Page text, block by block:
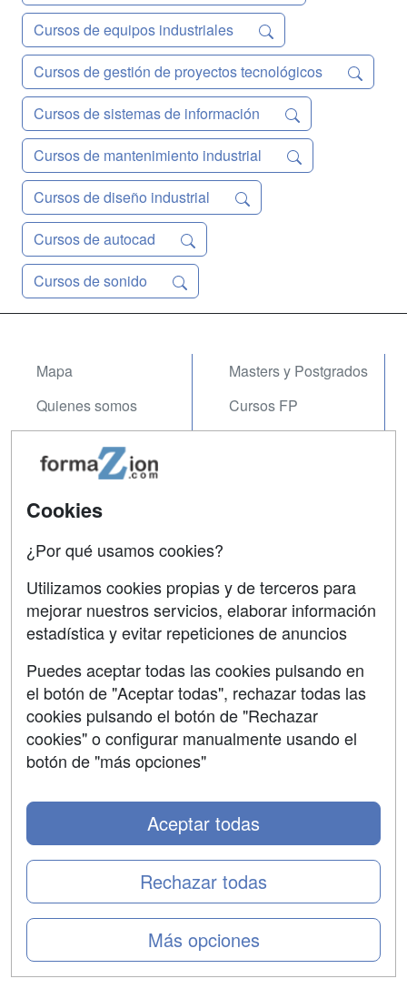
Cursos de equipos industriales
Cursos de gestión de proyectos tecnológicos
Cursos de sistemas de información
Cursos de mantenimiento industrial
Cursos de diseño industrial
Cursos de autocad
Cursos de sonido
Mapa
Quienes somos
Acceso Usuarios
Acceso Centros
Masters y Postgrados
Cursos FP
Contactar
Confidencialidad
Copyleft
SÍGUENOS EN:
Cookies
¿Por qué usamos cookies?
Utilizamos cookies propias y de terceros para
mejorar nuestros servicios, elaborar información
estadística y evitar repeticiones de anuncios
Puedes aceptar todas las cookies pulsando en
el botón de "Aceptar todas", rechazar todas las
cookies pulsando el botón de "Rechazar
cookies" o configurar manualmente usando el
botón de "más opciones"
Más opciones
Rechazar todas
Aceptar todas